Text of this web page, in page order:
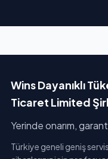
Wins Dayanıklı
Ticaret Limited
Yerinde onarım,
Türkiye geneli geniş